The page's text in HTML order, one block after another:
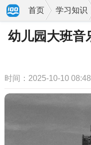
首页 学习知识
幼儿园大班音
时间：2025-10-10